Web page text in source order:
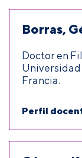
Borras,
Doctor en
Universidad
Francia.
Perfil